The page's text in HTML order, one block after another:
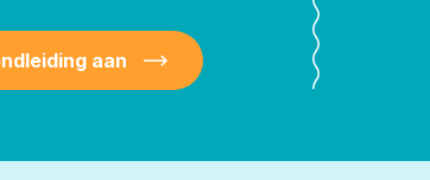
aan